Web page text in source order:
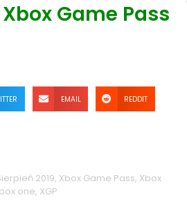
Game Pass
EMAIL REDDIT
2019, Xbox Game Pass, Xbox
one, XGP